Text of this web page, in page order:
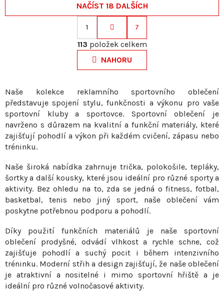
O
v
l
á
a
c
í
p
k
y
v
i
s
u
NAČÍST 18 DALŠÍCH
S
t
r
á
k
o
v
á
n
1 7
113 položek celkem
NAHORU
Naše kolekce reklamního sportovního oblečení
představuje spojení stylu, funkčnosti a výkonu pro vaše
sportovní kluby a sportovce. Sportovní oblečení je
navrženo s důrazem na kvalitní a funkční materiály, které
zajišťují pohodlí a výkon při každém cvičení, zápasu nebo
tréninku.
Naše široká nabídka zahrnuje trička, polokošile, tepláky,
šortky a další kousky, které jsou ideální pro různé sporty a
aktivity. Bez ohledu na to, zda se jedná o fitness, fotbal,
basketbal, tenis nebo jiný sport, naše oblečení vám
poskytne potřebnou podporu a pohodlí.
Díky použití funkčních materiálů je naše sportovní
oblečení prodyšné, odvádí vlhkost a rychle schne, což
zajišťuje pohodlí a suchý pocit i během intenzivního
tréninku. Moderní střih a design zajišťují, že naše oblečení
je atraktivní a nositelné i mimo sportovní hřiště a je
ideální pro různé volnočasové aktivity.